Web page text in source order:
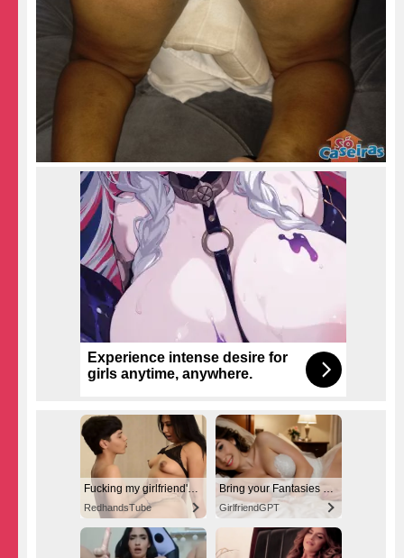
Experience intense desire for
girls anytime, anywhere.
Fucking my girlfriend's hot mommy by mistake
RedhandsTube
Bring your Fantasies to life
GirlfriendGPT